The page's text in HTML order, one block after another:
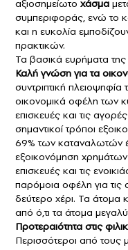
αξιοσημείωτο χάσμα
συμπεριφοράς, ενώ το
και η ευκολία
πρακτικών.
Τα βασικά ευρήματα της
Καλή γνώση για τα
συντριπτική
οικονομικά οφέλη των
επισκευές και τις
σημαντικοί τρόποι
69% των καταναλωτών
εξοικονόμηση
επισκευές και τις
παρόμοια οφέλη για
δεύτερο χέρι. Τα
από ό,τι τα άτομα
Προτεραιότητα στις
Περισσότεροι από τους